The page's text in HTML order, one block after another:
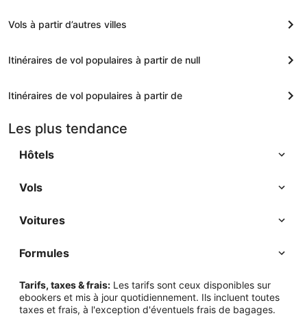
Vols à partir d’autres villes
Itinéraires de vol populaires à partir de null
Itinéraires de vol populaires à partir de
Les plus tendance
Hôtels
Vols
Voitures
Formules
Tarifs, taxes & frais: Les tarifs sont ceux disponibles sur
ebookers et mis à jour quotidiennement. Ils incluent toutes
taxes et frais, à l'exception d'éventuels frais de bagages.